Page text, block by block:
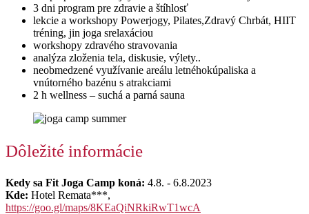
3 dni program pre zdravie a štíhlosť
lekcie a workshopy Powerjogy, Pilates,Zdravý Chrbát, HIIT
tréning, jin joga srelaxáciou
workshopy zdravého stravovania
analýza zloženia tela, diskusie, výlety..
neobmedzené využívanie areálu letnéhokúpaliska a
vnútorného bazénu s atrakciami
2 h wellness – suchá a parná sauna
Dôležité informácie
Kedy sa Fit Joga Camp koná: 4.8. - 6.8.2023
Kde: Hotel Remata***,
https://goo.gl/maps/8KEaQiNRkiRwT1wcA